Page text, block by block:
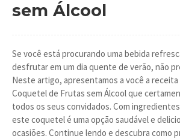
sem Álcool
Se você está procurando uma bebida
desfrutar em um dia quente de verão, não
Neste artigo, apresentamos a você a
Coquetel de Frutas sem Álcool que
todos os seus convidados. Com
este coquetel é uma opção saudável e
ocasiões. Continue lendo e descubra como